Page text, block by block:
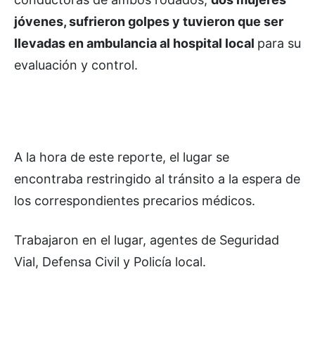
jóvenes, sufrieron golpes y tuvieron que ser
llevadas en ambulancia al hospital local para su
evaluación y control.
A la hora de este reporte, el lugar se
encontraba restringido al tránsito a la espera de
los correspondientes precarios médicos.
Trabajaron en el lugar, agentes de Seguridad
Vial, Defensa Civil y Policía local.